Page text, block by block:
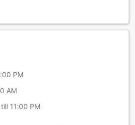
PM
AM
11:00 PM